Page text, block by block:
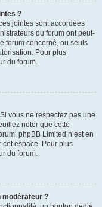
?
jointes sont accordées
du forum ont peut-
forum concerné, ou seuls
Pour plus
du forum.
vous ne respectez pas une
noter que cette
phpBB Limited n’est en
espace. Pour plus
du forum.
modérateur ?